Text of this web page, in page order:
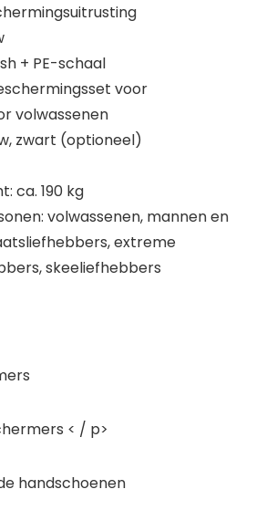
+ PE-schaal
voor
volwassenen
zwart (optioneel)
ca. 190 kg
volwassenen, mannen en
extreme
skeeliefhebbers
< / p>
handschoenen